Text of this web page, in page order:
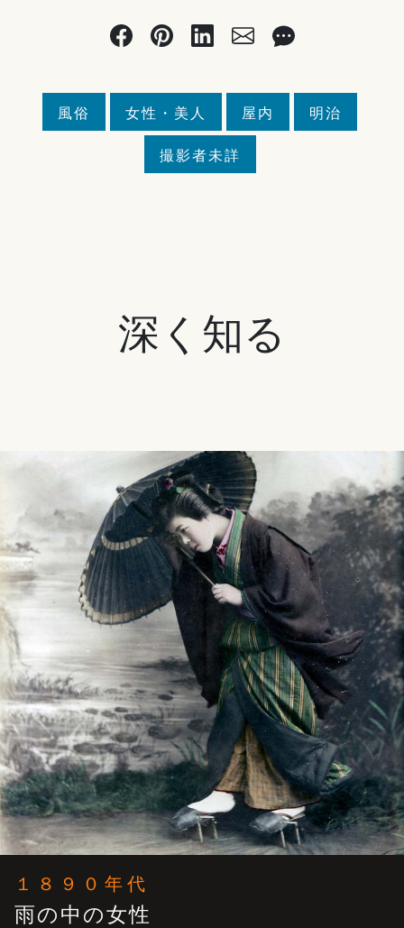
風俗 女性・美人 屋内 明治
撮影者未詳
深く知る
１８９０年代
雨の中の女性